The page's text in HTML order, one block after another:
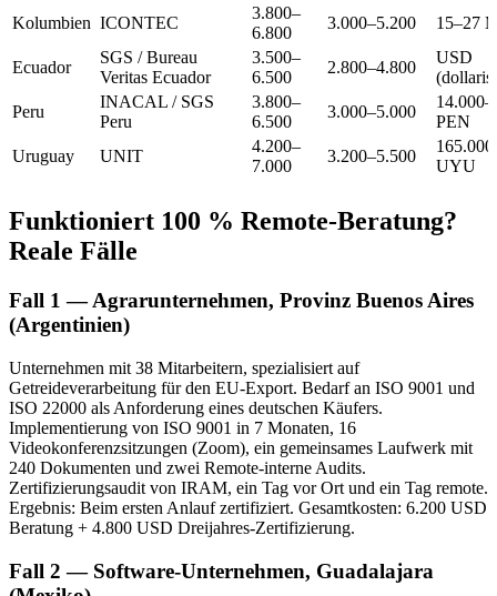
Kolumbien ICONTEC
3.800–
6.800
3.000–5.200 15–27
Ecuador
SGS / Bureau
Veritas Ecuador
3.500–
6.500
2.800–4.800
USD
Peru
INACAL / SGS
Peru
3.800–
6.500
3.000–5.000
PEN
Uruguay
UNIT
4.200–
7.000
3.200–5.500
UYU
Funktioniert 100 % Remote-Beratung?
Reale Fälle
Fall 1 — Agrarunternehmen, Provinz Buenos Aires
(Argentinien)
Unternehmen mit 38 Mitarbeitern, spezialisiert auf
Getreideverarbeitung für den EU-Export. Bedarf an ISO 9001 und
ISO 22000 als Anforderung eines deutschen Käufers.
Implementierung von ISO 9001 in 7 Monaten, 16
Videokonferenzsitzungen (Zoom), ein gemeinsames Laufwerk mit
240 Dokumenten und zwei Remote-interne Audits.
Zertifizierungsaudit von IRAM, ein Tag vor Ort und ein Tag remote.
Ergebnis: Beim ersten Anlauf zertifiziert. Gesamtkosten: 6.200 USD
Beratung + 4.800 USD Dreijahres-Zertifizierung.
Fall 2 — Software-Unternehmen, Guadalajara